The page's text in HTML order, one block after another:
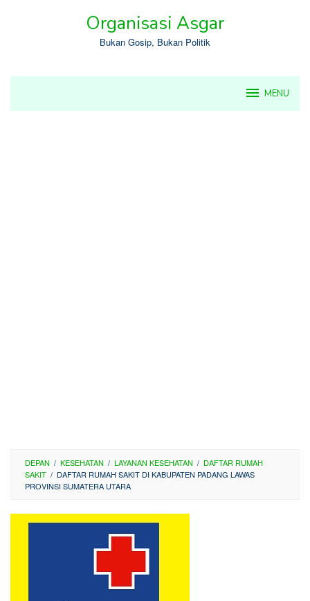
Organisasi Asgar
Bukan Gosip, Bukan Politik
MENU
DEPAN / KESEHATAN / LAYANAN KESEHATAN / DAFTAR RUMAH
SAKIT / DAFTAR RUMAH SAKIT DI KABUPATEN PADANG LAWAS
PROVINSI SUMATERA UTARA